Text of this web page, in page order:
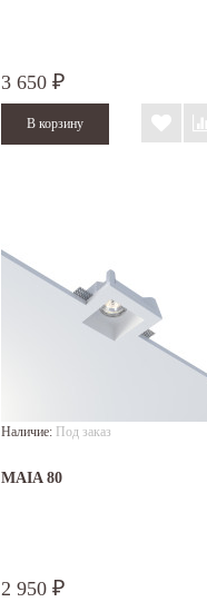
3 650 ₽
Наличие: Под заказ
MAIA 80
2 950 ₽